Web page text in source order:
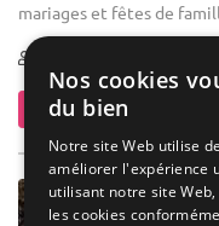
mariages et fêtes de
Contacter
Nos cookies
du bien
Notre site Web utilise
améliorer l'expérience
utilisant notre site
les cookies